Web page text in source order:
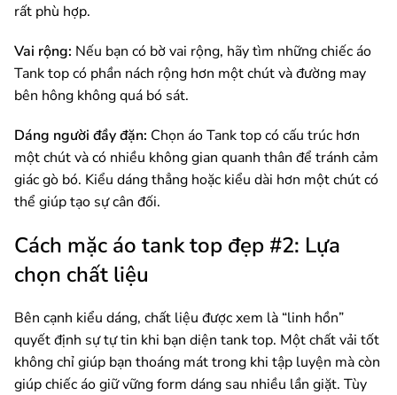
rất phù hợp.
Vai rộng: Nếu bạn có bờ vai rộng, hãy tìm những chiếc áo
Tank top có phần nách rộng hơn một chút và đường may
bên hông không quá bó sát.
Dáng người đầy đặn: Chọn áo Tank top có cấu trúc hơn
một chút và có nhiều không gian quanh thân để tránh cảm
giác gò bó. Kiểu dáng thẳng hoặc kiểu dài hơn một chút có
thể giúp tạo sự cân đối.
Cách mặc áo tank top đẹp #2: Lựa
chọn chất liệu
Bên cạnh kiểu dáng, chất liệu được xem là “linh hồn”
quyết định sự tự tin khi bạn diện tank top. Một chất vải tốt
không chỉ giúp bạn thoáng mát trong khi tập luyện mà còn
giúp chiếc áo giữ vững form dáng sau nhiều lần giặt. Tùy